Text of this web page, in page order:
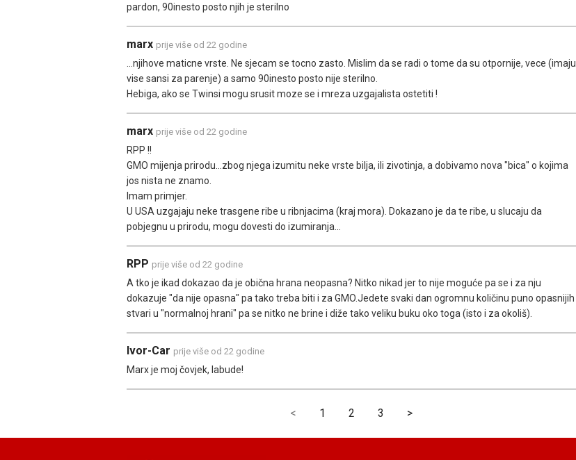
pardon, 90inesto posto njih je sterilno
marx prije više od 22 godine
...njihove maticne vrste. Ne sjecam se tocno zasto. Mislim da se radi o tome da su otpornije, vece (imaju
vise sansi za parenje) a samo 90inesto posto nije sterilno.
Hebiga, ako se Twinsi mogu srusit moze se i mreza uzgajalista ostetiti !
marx prije više od 22 godine
RPP !!
GMO mijenja prirodu...zbog njega izumitu neke vrste bilja, ili zivotinja, a dobivamo nova "bica" o kojima
jos nista ne znamo.
Imam primjer.
U USA uzgajaju neke trasgene ribe u ribnjacima (kraj mora). Dokazano je da te ribe, u slucaju da
pobjegnu u prirodu, mogu dovesti do izumiranja...
RPP prije više od 22 godine
A tko je ikad dokazao da je obična hrana neopasna? Nitko nikad jer to nije moguće pa se i za nju
dokazuje "da nije opasna" pa tako treba biti i za GMO.Jedete svaki dan ogromnu količinu puno opasnijih
stvari u "normalnoj hrani" pa se nitko ne brine i diže tako veliku buku oko toga (isto i za okoliš).
Ivor-Car prije više od 22 godine
Marx je moj čovjek, labude!
< 1 2 3 >